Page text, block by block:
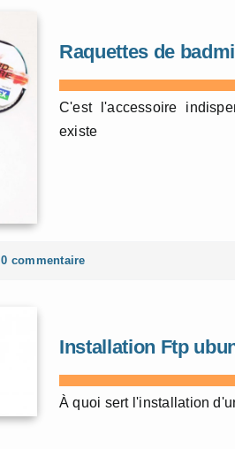
Raquettes de
C'est l'accessoire
existe
0 commentaire
Installation Ftp
À quoi sert l'installation